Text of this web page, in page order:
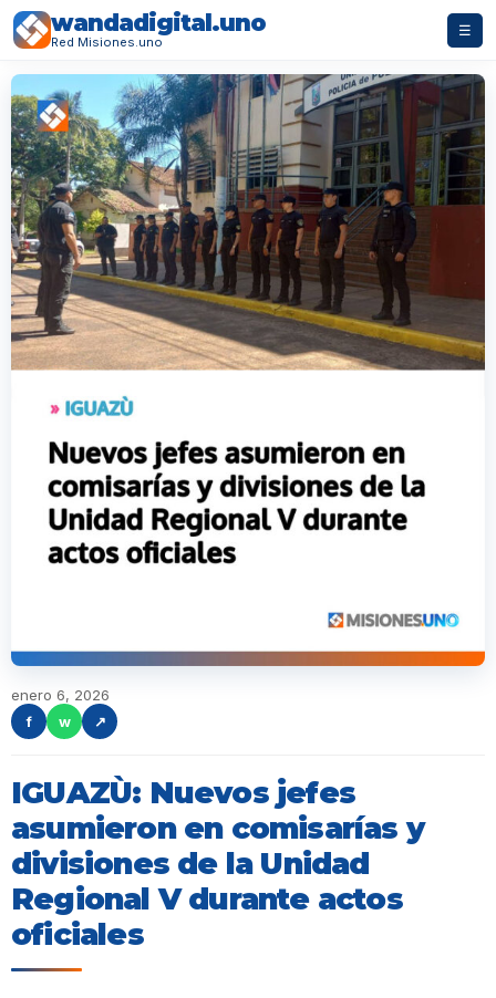
wandadigital.uno
Red Misiones.uno
☰
enero 6, 2026
f
w ↗
IGUAZÙ: Nuevos jefes
asumieron en comisarías y
divisiones de la Unidad
Regional V durante actos
oficiales